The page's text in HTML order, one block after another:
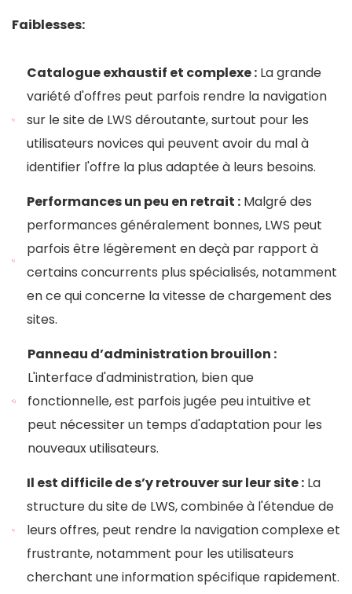
Faiblesses:
Catalogue exhaustif et complexe :La grande
variété d'offres peut parfois rendre la navigation
sur le site de LWS déroutante, surtout pour les
utilisateurs novices qui peuvent avoir du mal à
identifier l'offre la plus adaptée à leurs besoins.
Performances un peu en retrait :Malgré des
performances généralement bonnes, LWS peut
parfois être légèrement en deçà par rapport à
certains concurrents plus spécialisés, notamment
en ce qui concerne la vitesse de chargement des
sites.
Panneau d’administration brouillon :
L'interface d'administration, bien que
fonctionnelle, est parfois jugée peu intuitive et
peut nécessiter un temps d'adaptation pour les
nouveaux utilisateurs.
Il est difficile de s’y retrouver sur leur site :La
structure du site de LWS, combinée à l'étendue de
leurs offres, peut rendre la navigation complexe et
frustrante, notamment pour les utilisateurs
cherchant une information spécifique rapidement.